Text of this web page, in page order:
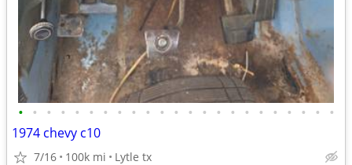
• • • • • • • • • • • • • • • • • • • • • • •
1974 chevy c10
7/16 100k mi Lytle tx